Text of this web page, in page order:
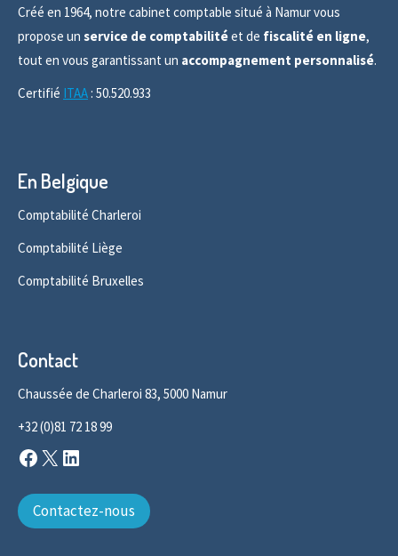
Créé en 1964, notre cabinet comptable situé à Namur vous
propose un service de comptabilitéet de fiscalité en ligne,
tout en vous garantissant un accompagnement personnalisé.
Certifié ITAA : 50.520.933
En Belgique
Comptabilité Charleroi
Comptabilité Liège
Comptabilité Bruxelles
Contact
Chaussée de Charleroi 83, 5000 Namur
+32 (0)81 72 18 99
Facebook
X
Contactez-nous